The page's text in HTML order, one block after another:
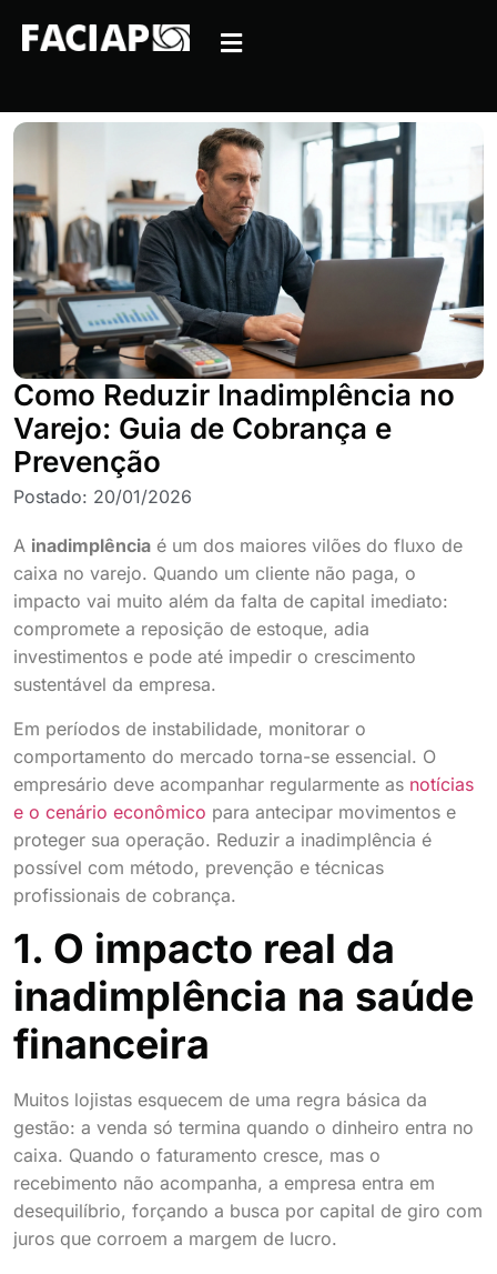
Como Reduzir Inadimplência no
Varejo: Guia de Cobrança e
Prevenção
Postado: 20/01/2026
A inadimplência é um dos maiores vilões do fluxo de
caixa no varejo. Quando um cliente não paga, o
impacto vai muito além da falta de capital imediato:
compromete a reposição de estoque, adia
investimentos e pode até impedir o crescimento
sustentável da empresa.
Em períodos de instabilidade, monitorar o
comportamento do mercado torna-se essencial. O
empresário deve acompanhar regularmente as notícias
e o cenário econômico para antecipar movimentos e
proteger sua operação. Reduzir a inadimplência é
possível com método, prevenção e técnicas
profissionais de cobrança.
1. O impacto real da
inadimplência na saúde
financeira
Muitos lojistas esquecem de uma regra básica da
gestão: a venda só termina quando o dinheiro entra no
caixa. Quando o faturamento cresce, mas o
recebimento não acompanha, a empresa entra em
desequilíbrio, forçando a busca por capital de giro com
juros que corroem a margem de lucro.